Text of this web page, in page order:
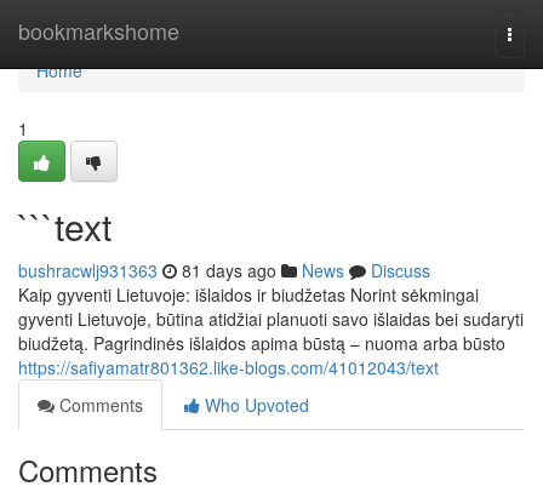
bookmarkshome
Home
Home
1
```text
bushracwlj931363 81 days ago News
Discuss
Kaip gyventi Lietuvoje: išlaidos ir biudžetas Norint sėkmingai
gyventi Lietuvoje, būtina atidžiai planuoti savo išlaidas bei sudaryti
biudžetą. Pagrindinės išlaidos apima būstą – nuoma arba būsto
https://safiyamatr801362.like-blogs.com/41012043/text
Comments
Who Upvoted
Comments